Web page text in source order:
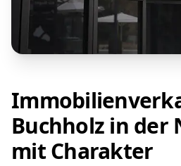
Buchholz in der
mit Charakter